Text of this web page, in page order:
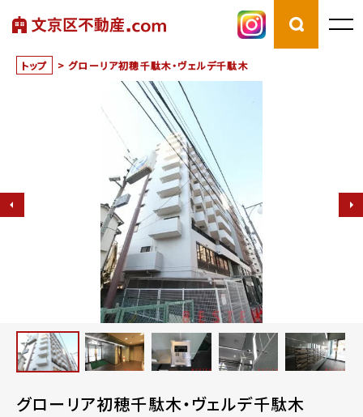
トップ > グローリア初穂千駄木・ヴェルデ千駄木
グローリア初穂千駄木・ヴェルデ千駄木